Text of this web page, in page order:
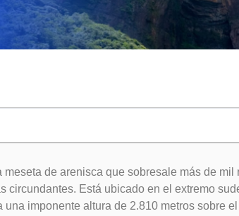
meseta de arenisca que sobresale más de mil
circundantes. Está ubicado en el extremo
imponente altura de 2.810 metros sobre el